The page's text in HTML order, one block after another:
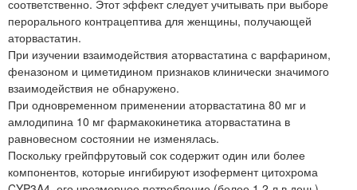
соответственно. Этот эффект следует учитывать при выборе
перорального контрацептива для женщины, получающей
аторвастатин.
При изучении взаимодействия аторвастатина с варфарином,
феназоном и циметидином признаков клинически значимого
взаимодействия не обнаружено.
При одновременном применении аторвастатина 80 мг и
амлодипина 10 мг фармакокинетика аторвастатина в
равновесном состоянии не изменялась.
Поскольку грейпфрутовый сок содержит один или более
компонентов, которые ингибируют изофермент цитохрома